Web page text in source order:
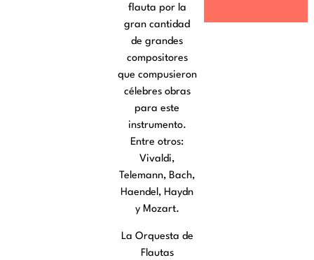
flauta por la
gran cantidad
de grandes
compositores
que compusieron
célebres obras
para este
instrumento.
Entre otros:
Vivaldi,
Telemann, Bach,
Haendel, Haydn
y Mozart.
La Orquesta de
Flautas